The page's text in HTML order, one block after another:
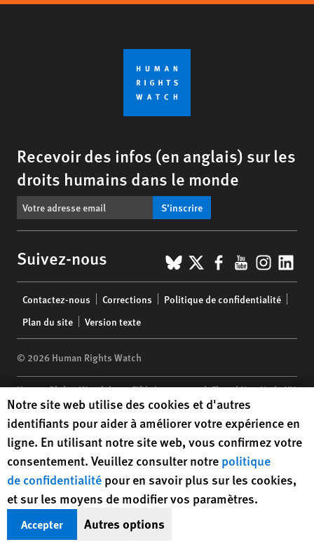
Recevoir des infos (en anglais) sur les
droits humains dans le monde
S’inscrire
Suivez-nous BlueSky
X Facebook
YouTube
menu
Contactez-nous Corrections
Politique de confidentialité
Plan du site
Version texte
© 2026 Human Rights Watch
Human Rights Watch| 350 Fifth Avenue, 34th Floor | New York,NY
10118-3299USA |t1.212.290.4700
Human Rights Watchis a 501(C)(3) nonprofit registered in the US
under EIN: 13-2875808
Human Rights Watch cookie preferences
Notre site web utilise des cookies et d'autres
identifiants pour aider à améliorer votre expérience en
ligne. En utilisant notre site web, vous confirmez votre
consentement. Veuillez consulter notre politique
de confidentialité pour en savoir plus sur les cookies,
et sur les moyens de modifier vos paramètres.
Accepter Autres options